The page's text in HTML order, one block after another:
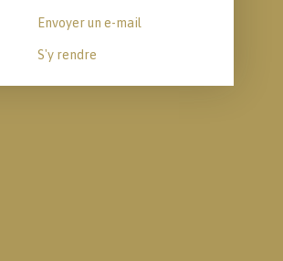
Envoyer un e-mail
S'y rendre